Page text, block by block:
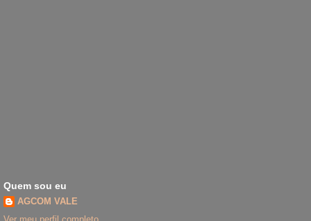
Quem sou eu
AGCOM VALE